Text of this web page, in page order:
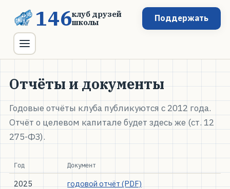
146клуб друзей
школы
Поддержать
Отчёты и документы
Годовые отчёты клуба публикуются с 2012 года.
Отчёт о целевом капитале будет здесь же (ст. 12
275-ФЗ).
Год Документ
2025 годовой отчёт (PDF)